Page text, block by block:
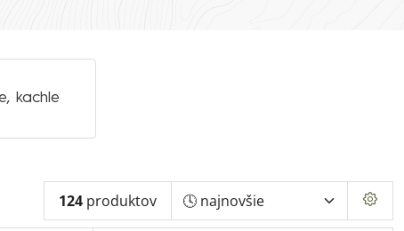
kachle
124 produktov